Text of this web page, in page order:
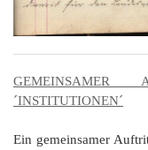
GEMEINSAMER
´INSTITUTIONEN´
Ein gemeinsamer